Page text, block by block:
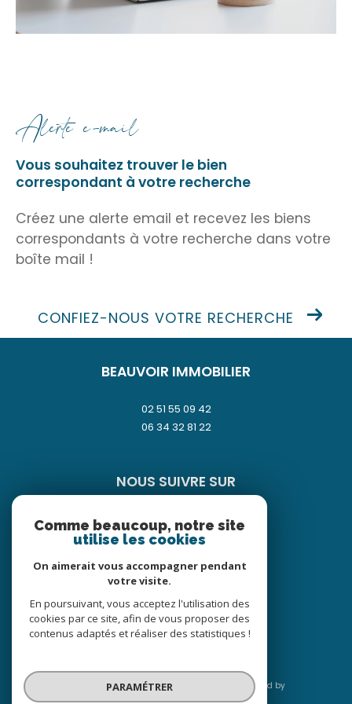
vos projets immobiliers à Beauvoir-sur-Mer.
02 51 55 09 42ou06 34 32 81 22
r.
alerte e-mail
Vous souhaitez trouver le bien
correspondant à votre recherche
Créez une alerte email et recevez les biens
correspondants à votre recherche dans votre
boîte mail !
CONFIEZ-NOUS VOTRE RECHERCHE
BEAUVOIR IMMOBILIER
02 51 55 09 42
06 34 32 81 22
NOUS SUIVRE SUR
ADHÉRENTS
© 2026 | Tous droits réservés | Traduction powered by
Comme beaucoup, notre site
utilise les cookies
On aimerait vous accompagner pendant
votre visite.
En poursuivant, vous acceptez l'utilisation des
cookies par ce site, afin de vous proposer des
contenus adaptés et réaliser des statistiques !
PARAMÉTRER